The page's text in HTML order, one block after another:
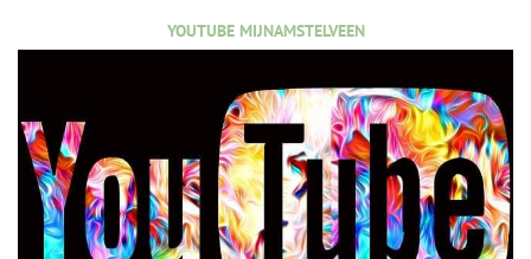
YOUTUBE MIJNAMSTELVEEN